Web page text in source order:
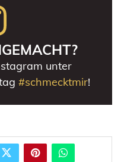
unter
#schmecktmir!